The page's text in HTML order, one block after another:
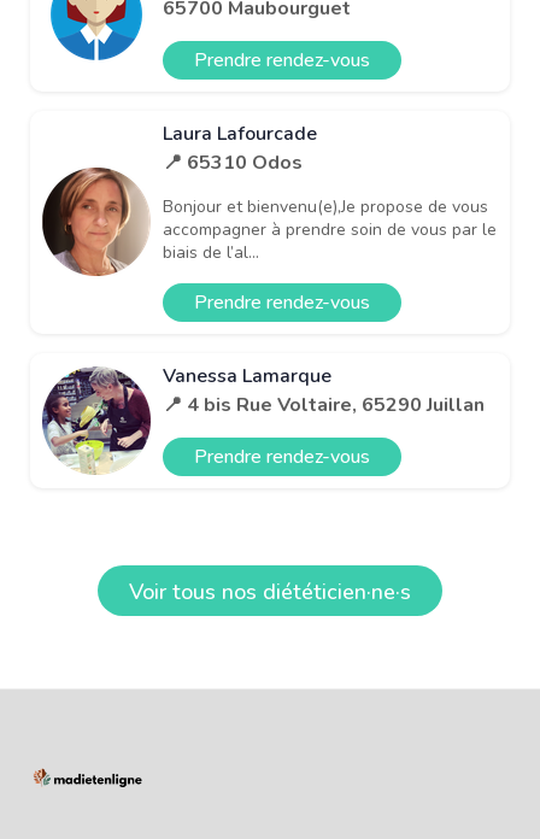
65700 Maubourguet
Prendre rendez-vous
Laura Lafourcade
📍 65310 Odos
Bonjour et bienvenu(e),Je propose de vous
accompagner à prendre soin de vous par le
biais de l’al...
Prendre rendez-vous
Vanessa Lamarque
📍 4 bis Rue Voltaire, 65290 Juillan
Prendre rendez-vous
Voir tous nos diététicien·ne·s